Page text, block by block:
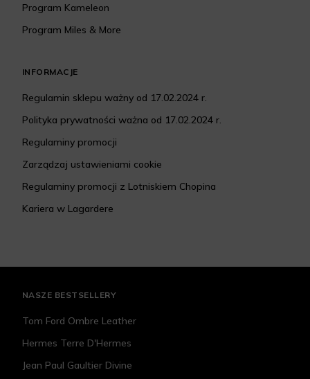
Program Kameleon
Program Miles & More
INFORMACJE
Regulamin sklepu ważny od 17.02.2024 r.
Polityka prywatności ważna od 17.02.2024 r.
Regulaminy promocji
Zarządzaj ustawieniami cookie
Regulaminy promocji z Lotniskiem Chopina
Kariera w Lagardere
NASZE BESTSELLERY
Tom Ford Ombre Leather
Hermes Terre D'Hermes
Jean Paul Gaultier Divine